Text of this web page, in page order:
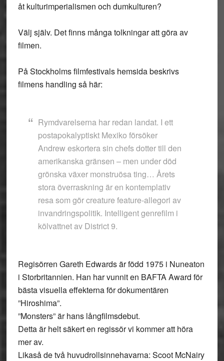
åt kulturimperialismen och dumkulturen?
Välj själv. Det finns många tolkningar att göra av
filmen.
På Stockholms filmfestivals hemsida beskrivs
filmens handling så här:
Rymdvarelserna har redan landat. I ett
postapokalyptiskt Mexiko försöker
Andrew eskortera sin chefs dotter till den
amerikanska gränsen – men under död
grönska växer monstruösa ting… Årets
stora överraskning är en kontemplativ
resa som gör creature feature-allegori av
invandringspolitik. Intelligent genrefilm i
kölvattnet av District 9.
Regisörren Gareth Edwards är född 1975 i Nuneaton
i Storbritannien. Han har vunnit en BAFTA Award för
bästa visuella effekterna för dokumentären
”Hiroshima”.
”Monsters” är hans långfilmsdebut.
Detta är helt säkert en regissör vi kommer att höra
mer av.
Likaså de två huvudrollsinnehavarna: Scoot McNairy